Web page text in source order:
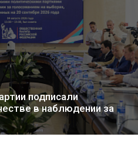
подписали
в наблюдении за